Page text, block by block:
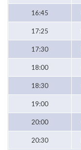
16:45
17:25
17:30
18:00
18:30
19:00
20:00
20:30